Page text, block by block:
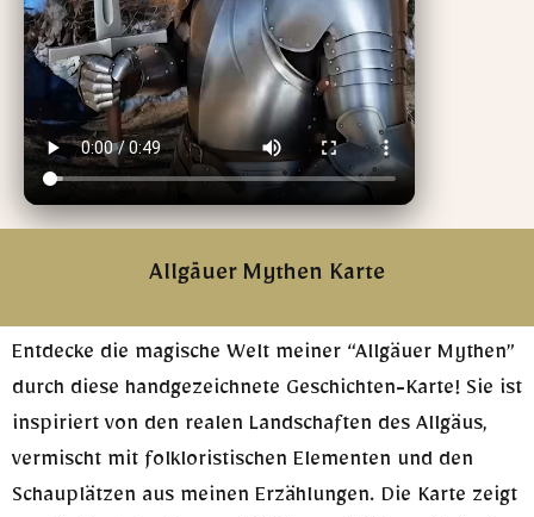
Allgäuer Mythen Karte
Entdecke die magische Welt meiner “Allgäuer Mythen”
durch diese handgezeichnete Geschichten-Karte! Sie ist
inspiriert von den realen Landschaften des Allgäus,
vermischt mit folkloristischen Elementen und den
Schauplätzen aus meinen Erzählungen. Die Karte zeigt